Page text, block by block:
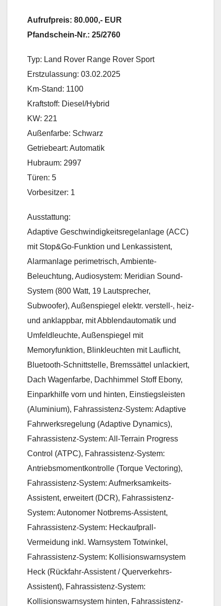
Aufrufpreis: 80.000,- EUR
Pfandschein-Nr.: 25/2760
Typ: Land Rover Range Rover Sport
Erstzulassung: 03.02.2025
Km-Stand: 1100
Kraftstoff: Diesel/Hybrid
KW: 221
Außenfarbe: Schwarz
Getriebeart: Automatik
Hubraum: 2997
Türen: 5
Vorbesitzer: 1
Ausstattung:
Adaptive Geschwindigkeitsregelanlage (ACC)
mit Stop&Go-Funktion und Lenkassistent,
Alarmanlage perimetrisch, Ambiente-
Beleuchtung, Audiosystem: Meridian Sound-
System (800 Watt, 19 Lautsprecher,
Subwoofer), Außenspiegel elektr. verstell-, heiz-
und anklappbar, mit Abblendautomatik und
Umfeldleuchte, Außenspiegel mit
Memoryfunktion, Blinkleuchten mit Lauflicht,
Bluetooth-Schnittstelle, Bremssättel unlackiert,
Dach Wagenfarbe, Dachhimmel Stoff Ebony,
Einparkhilfe vorn und hinten, Einstiegsleisten
(Aluminium), Fahrassistenz-System: Adaptive
Fahrwerksregelung (Adaptive Dynamics),
Fahrassistenz-System: All-Terrain Progress
Control (ATPC), Fahrassistenz-System:
Antriebsmomentkontrolle (Torque Vectoring),
Fahrassistenz-System: Aufmerksamkeits-
Assistent, erweitert (DCR), Fahrassistenz-
System: Autonomer Notbrems-Assistent,
Fahrassistenz-System: Heckaufprall-
Vermeidung inkl. Warnsystem Totwinkel,
Fahrassistenz-System: Kollisionswarnsystem
Heck (Rückfahr-Assistent / Querverkehrs-
Assistent), Fahrassistenz-System:
Kollisionswarnsystem hinten, Fahrassistenz-